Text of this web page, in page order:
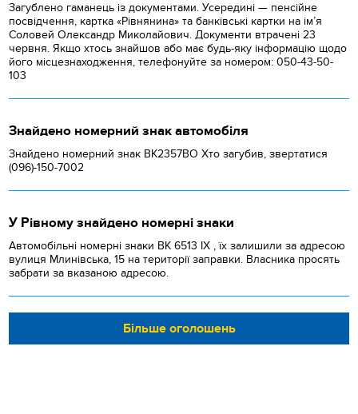
Загублено гаманець із документами. Усередині — пенсійне
посвідчення, картка «Рівнянина» та банківські картки на ім’я
Соловей Олександр Миколайович. Документи втрачені 23
червня. Якщо хтось знайшов або має будь-яку інформацію щодо
його місцезнаходження, телефонуйте за номером: 050-43-50-
103
Знайдено номерний знак автомобіля
Знайдено номерний знак ВК2357ВО Хто загубив, звертатися
(096)-150-7002
У Рівному знайдено номерні знаки
Автомобільні номерні знаки BK 6513 IX , їх залишили за адресою
вулиця Млинівська, 15 на території заправки. Власника просять
забрати за вказаною адресою.
Більше оголошень